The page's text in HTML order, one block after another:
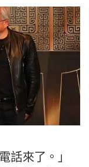
話來了。」